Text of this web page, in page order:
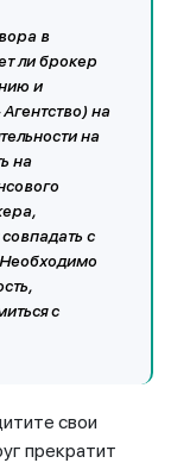
в
ли брокер
и
на
на
на
с
с
свои
прекратит